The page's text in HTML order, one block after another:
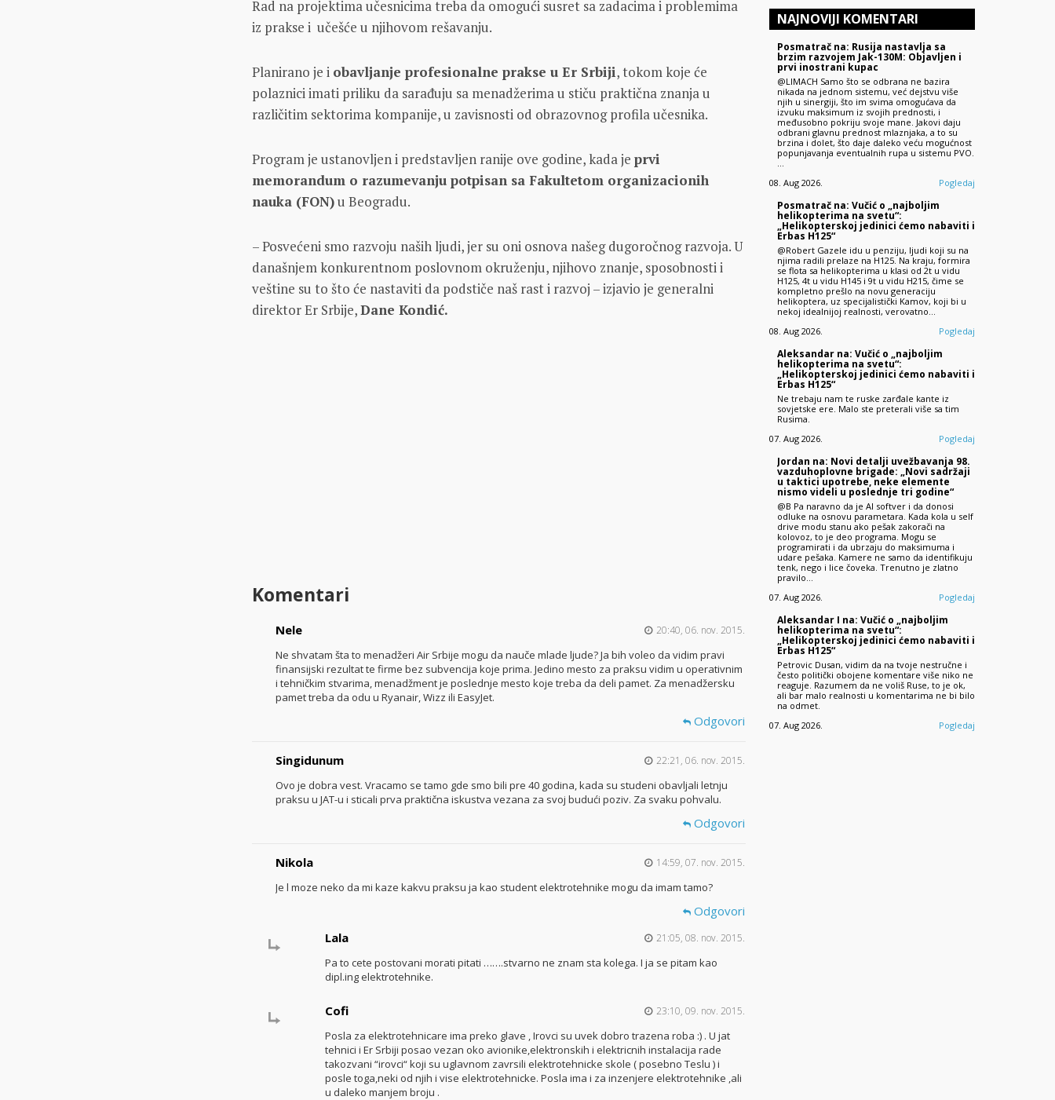
Rad na projektima učesnicima treba da omogući susret sa zadacima i problemima
iz prakse i učešće u njihovom rešavanju.
Planirano je i obavljanje profesionalne prakse u Er Srbiji, tokom koje će
polaznici imati priliku da sarađuju sa menadžerima u stiču praktična znanja u
različitim sektorima kompanije, u zavisnosti od obrazovnog profila učesnika.
Program je ustanovljen i predstavljen ranije ove godine, kada jeprvi
memorandum o razumevanju potpisan sa Fakultetom organizacionih
nauka (FON)u Beogradu.
– Posvećeni smo razvoju naših ljudi, jer su oni osnova našeg dugoročnog razvoja. U
današnjem konkurentnom poslovnom okruženju, njihovo znanje, sposobnosti i
veštine su to što će nastaviti da podstiče naš rast i razvoj – izjavio je generalni
direktor Er Srbije,Dane Kondić.
Komentari
Nele 20:40, 06. nov. 2015.
Ne shvatam šta to menadžeri Air Srbije mogu da nauče mlade ljude? Ja bih voleo da vidim pravi
finansijski rezultat te firme bez subvencija koje prima. Jedino mesto za praksu vidim u operativnim
i tehničkim stvarima, menadžment je poslednje mesto koje treba da deli pamet. Za menadžersku
pamet treba da odu u Ryanair, Wizz ili EasyJet.
Odgovori
Singidunum 22:21, 06. nov. 2015.
Ovo je dobra vest. Vracamo se tamo gde smo bili pre 40 godina, kada su studeni obavljali letnju
praksu u JAT-u i sticali prva praktična iskustva vezana za svoj budući poziv. Za svaku pohvalu.
Odgovori
Nikola 14:59, 07. nov. 2015.
Je l moze neko da mi kaze kakvu praksu ja kao student elektrotehnike mogu da imam tamo?
Odgovori
Lala
21:05, 08. nov. 2015.
Pa to cete postovani morati pitati …….stvarno ne znam sta kolega. I ja se pitam kao
dipl.ing elektrotehnike.
Cofi 23:10, 09. nov. 2015.
Posla za elektrotehnicare ima preko glave , Irovci su uvek dobro trazena roba :) . U jat
tehnici i Er Srbiji posao vezan oko avionike,elektronskih i elektricnih instalacija rade
takozvani “irovci“ koji su uglavnom zavrsili elektrotehnicke skole ( posebno Teslu ) i
posle toga,neki od njih i vise elektrotehnicke. Posla ima i za inzenjere elektrotehnike ,ali
u daleko manjem broju .
NAJNOVIJI KOMENTARI
Posmatrač na: Rusija nastavlja sa
brzim razvojem Jak-130M: Objavljen i
prvi inostrani kupac
@LIMACH Samo što se odbrana ne bazira
nikada na jednom sistemu, već dejstvu više
njih u sinergiji, što im svima omogućava da
izvuku maksimum iz svojih prednosti, i
međusobno pokriju svoje mane. Jakovi daju
odbrani glavnu prednost mlaznjaka, a to su
brzina i dolet, što daje daleko veću mogućnost
popunjavanja eventualnih rupa u sistemu PVO.
08. Aug 2026.
Pogledaj
Posmatrač na: Vučić o „najboljim
helikopterima na svetu“:
„Helikopterskoj jedinici ćemo nabaviti i
Erbas H125“
@Robert Gazele idu u penziju, ljudi koji su na
njima radili prelaze na H125. Na kraju, formira
se flota sa helikopterima u klasi od 2t u vidu
H125, 4t u vidu H145 i 9t u vidu H215, čime se
kompletno prešlo na novu generaciju
helikoptera, uz specijalistički Kamov, koji bi u
nekoj idealnijoj realnosti, verovatno…
08. Aug 2026.
Pogledaj
Aleksandar na: Vučić o „najboljim
helikopterima na svetu“:
„Helikopterskoj jedinici ćemo nabaviti i
Erbas H125“
Ne trebaju nam te ruske zarđale kante iz
sovjetske ere. Malo ste preterali više sa tim
Rusima.
07. Aug 2026.
Pogledaj
Jordan na: Novi detalji uvežbavanja 98.
vazduhoplovne brigade: „Novi sadržaji
u taktici upotrebe, neke elemente
nismo videli u poslednje tri godine“
@B Pa naravno da je AI softver i da donosi
odluke na osnovu parametara. Kada kola u self
drive modu stanu ako pešak zakorači na
kolovoz, to je deo programa. Mogu se
programirati i da ubrzaju do maksimuma i
udare pešaka. Kamere ne samo da identifikuju
tenk, nego i lice čoveka. Trenutno je zlatno
pravilo…
07. Aug 2026.
Pogledaj
Aleksandar I na: Vučić o „najboljim
helikopterima na svetu“:
„Helikopterskoj jedinici ćemo nabaviti i
Erbas H125“
Petrovic Dusan, vidim da na tvoje nestručne i
često politički obojene komentare više niko ne
reaguje. Razumem da ne voliš Ruse, to je ok,
ali bar malo realnosti u komentarima ne bi bilo
na odmet.
07. Aug 2026.
Pogledaj